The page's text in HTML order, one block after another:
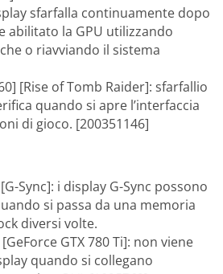
sfarfalla continuamente dopo
abilitato la GPU utilizzando
o riavviando il sistema
[Rise of Tomb Raider]: sfarfallio
quando si apre l’interfaccia
di gioco. [200351146]
Sync]: i display G-Sync possono
si passa da una memoria
diversi volte.
GTX 780 Ti]: non viene
quando si collegano